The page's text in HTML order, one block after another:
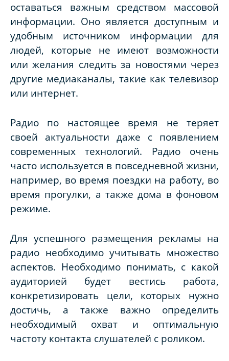
оставаться важным средством массовой
информации. Оно является доступным и
удобным источником информации для
людей, которые не имеют возможности
или желания следить за новостями через
другие медиаканалы, такие как телевизор
или интернет.
Радио по настоящее время не теряет
своей актуальности даже с появлением
современных технологий. Радио очень
часто используется в повседневной жизни,
например, во время поездки на работу, во
время прогулки, а также дома в фоновом
режиме.
Для успешного размещения рекламы на
радио необходимо учитывать множество
аспектов. Необходимо понимать, с какой
аудиторией будет вестись работа,
конкретизировать цели, которых нужно
достичь, а также важно определить
необходимый охват и оптимальную
частоту контакта слушателей с роликом.